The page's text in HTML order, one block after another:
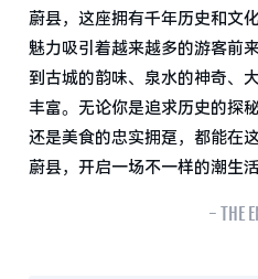
蔚县，这座拥有千年历史和文
魅力吸引着越来越多的游客前
到古城的韵味、泉水的神奇、
丰富。无论你是追求历史的探
还是美食的忠实拥趸，都能在
蔚县，开启一场不一样的潮生活
- THE